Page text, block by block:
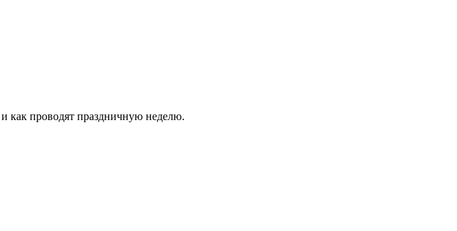
как проводят праздничную неделю.